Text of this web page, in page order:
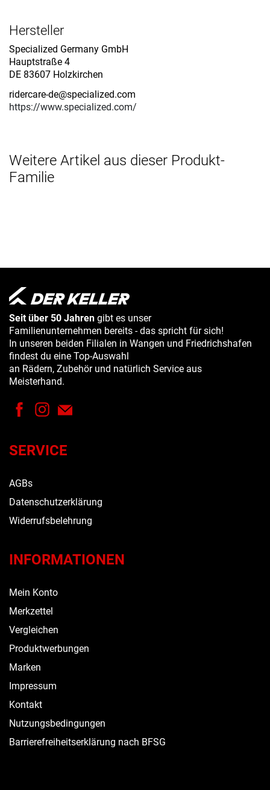
Hersteller
Specialized Germany GmbH
Hauptstraße 4
DE 83607 Holzkirchen
ridercare-de@specialized.com
https://www.specialized.com/
Weitere Artikel aus dieser Produkt-
Familie
Seit über 50 Jahren gibt es unser
Familienunternehmen bereits - das spricht für sich!
In unseren beiden Filialen in Wangen und Friedrichshafen
findest du eine Top-Auswahl
an Rädern, Zubehör und natürlich Service aus
Meisterhand.
SERVICE
AGBs
Datenschutzerklärung
Widerrufsbelehrung
INFORMATIONEN
Mein Konto
Merkzettel
Vergleichen
Produktwerbungen
Marken
Impressum
Kontakt
Nutzungsbedingungen
Barrierefreiheitserklärung nach BFSG